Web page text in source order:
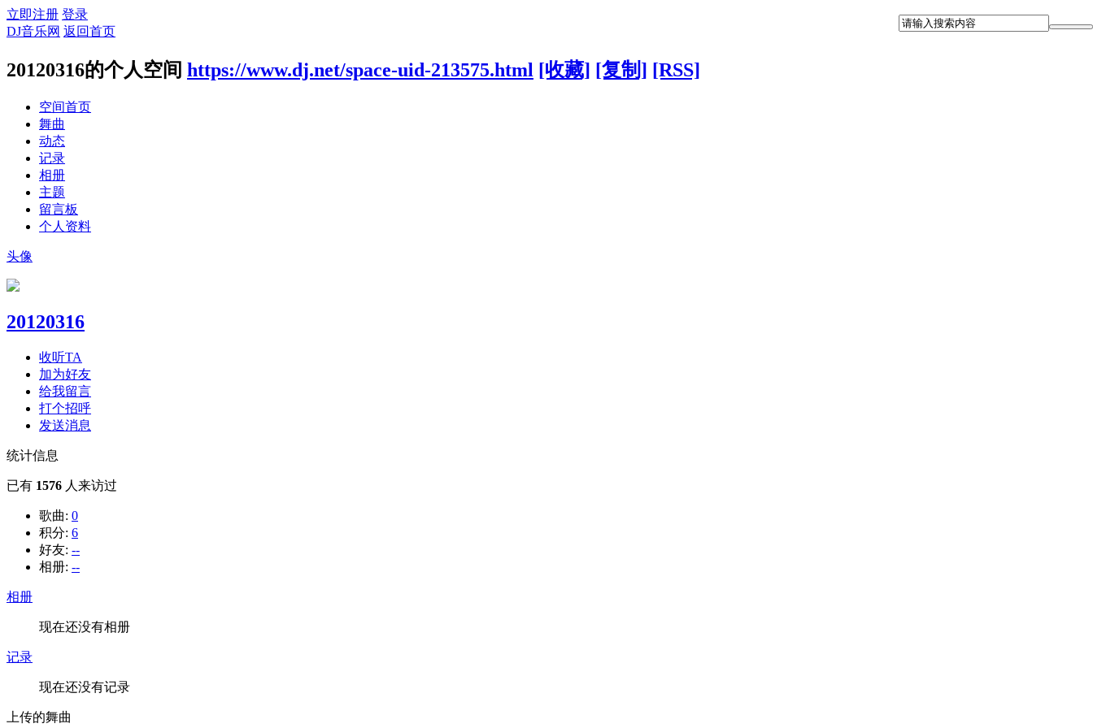
立即注册 登录
DJ音乐网 返回首页
20120316的个人空间 https://www.dj.net/space-uid-213575.html [收藏] [复制] [RSS]
空间首页
舞曲
动态
记录
相册
主题
留言板
个人资料
头像
20120316
收听TA
加为好友
给我留言
打个招呼
发送消息
统计信息
已有 1576 人来访过
歌曲: 0
积分: 6
好友: --
相册: --
相册
现在还没有相册
记录
现在还没有记录
上传的舞曲